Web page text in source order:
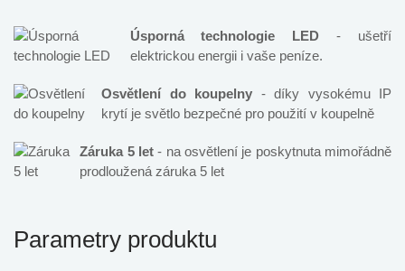
Úsporná technologie LED - ušetří
elektrickou energii i vaše peníze.
Osvětlení do koupelny - díky vysokému IP
krytí je světlo bezpečné pro použití v koupelně
Záruka 5 let - na osvětlení je poskytnuta mimořádně
prodloužená záruka 5 let
Parametry produktu